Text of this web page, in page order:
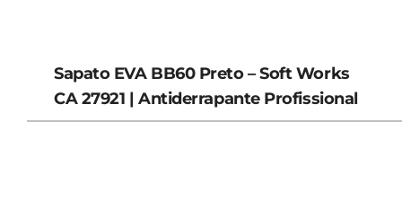
Sapato EVA BB60 Preto – Soft Works
CA 27921 | Antiderrapante Profissional